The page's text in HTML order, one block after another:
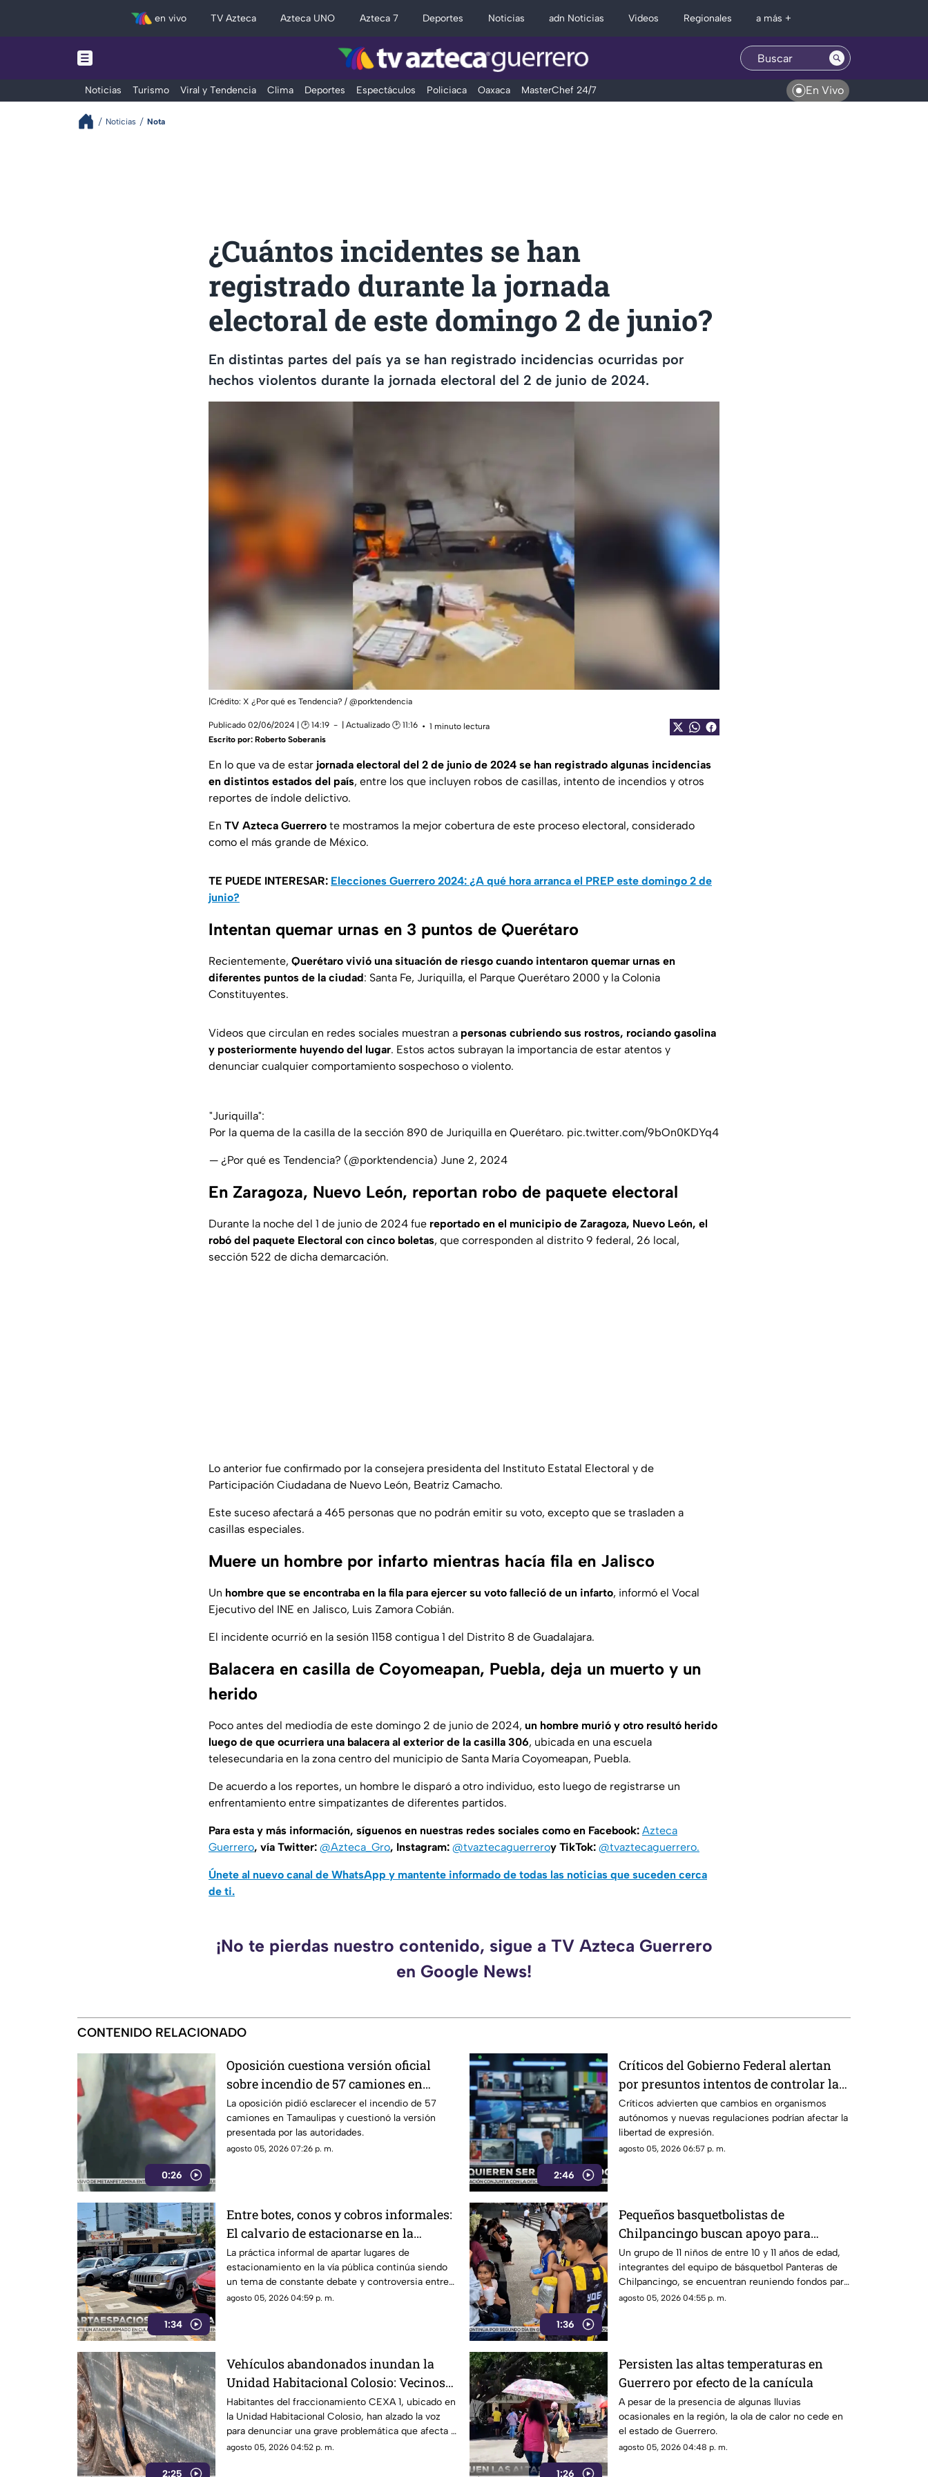
en vivo TV Azteca Azteca UNO Azteca 7 Deportes Noticias adn Noticias Videos Regionales a más +
Noticias Turismo Viral y Tendencia Clima Deportes Espectáculos Policiaca Oaxaca MasterChef 24/7 En Vivo
Noticias Nota
¿Cuántos incidentes se han
registrado durante la jornada
electoral de este domingo 2 de junio?
En distintas partes del país ya se han registrado incidencias ocurridas por
hechos violentos durante la jornada electoral del 2 de junio de 2024.
|Crédito: X ¿Por qué es Tendencia? / @porktendencia
Publicado 02/06/2024 | 🕑 14:19 | Actualizado 🕑 11:16
1 minuto lectura
Escrito por: Roberto Soberanis
En lo que va de estar jornada electoral del 2 de junio de 2024 se han registrado algunas incidencias
en distintos estados del país, entre los que incluyen robos de casillas, intento de incendios y otros
reportes de índole delictivo.
En TV Azteca Guerrero te mostramos la mejor cobertura de este proceso electoral, considerado
como el más grande de México.
TE PUEDE INTERESAR: Elecciones Guerrero 2024: ¿A qué hora arranca el PREP este domingo 2 de
junio?
Intentan quemar urnas en 3 puntos de Querétaro
Recientemente, Querétaro vivió una situación de riesgo cuando intentaron quemar urnas en
diferentes puntos de la ciudad: Santa Fe, Juriquilla, el Parque Querétaro 2000 y la Colonia
Constituyentes.
Videos que circulan en redes sociales muestran a personas cubriendo sus rostros, rociando gasolina
y posteriormente huyendo del lugar. Estos actos subrayan la importancia de estar atentos y
denunciar cualquier comportamiento sospechoso o violento.
"Juriquilla":
Por la quema de la casilla de la sección 890 de Juriquilla en Querétaro. pic.twitter.com/9bOn0KDYq4
— ¿Por qué es Tendencia? (@porktendencia) June 2, 2024
En Zaragoza, Nuevo León, reportan robo de paquete electoral
Durante la noche del 1 de junio de 2024 fue reportado en el municipio de Zaragoza, Nuevo León, el
robó del paquete Electoral con cinco boletas, que corresponden al distrito 9 federal, 26 local,
sección 522 de dicha demarcación.
Lo anterior fue confirmado por la consejera presidenta del Instituto Estatal Electoral y de
Participación Ciudadana de Nuevo León, Beatriz Camacho.
Este suceso afectará a 465 personas que no podrán emitir su voto, excepto que se trasladen a
casillas especiales.
Muere un hombre por infarto mientras hacía fila en Jalisco
Un hombre que se encontraba en la fila para ejercer su voto falleció de un infarto, informó el Vocal
Ejecutivo del INE en Jalisco, Luis Zamora Cobián.
El incidente ocurrió en la sesión 1158 contigua 1 del Distrito 8 de Guadalajara.
Balacera en casilla de Coyomeapan, Puebla, deja un muerto y un
herido
Poco antes del mediodía de este domingo 2 de junio de 2024, un hombre murió y otro resultó herido
luego de que ocurriera una balacera al exterior de la casilla 306, ubicada en una escuela
telesecundaria en la zona centro del municipio de Santa María Coyomeapan, Puebla.
De acuerdo a los reportes, un hombre le disparó a otro individuo, esto luego de registrarse un
enfrentamiento entre simpatizantes de diferentes partidos.
Para esta y más información, síguenos en nuestras redes sociales como en Facebook: Azteca
Guerrero, vía Twitter: @Azteca_Gro, Instagram: @tvaztecaguerreroy TikTok: @tvaztecaguerrero.
Únete al nuevo canal de WhatsApp y mantente informado de todas las noticias que suceden cerca
de ti.
¡No te pierdas nuestro contenido, sigue a TV Azteca Guerrero
en Google News!
CONTENIDO RELACIONADO
0:26
Oposición cuestiona versión oficial
sobre incendio de 57 camiones en
Tamaulipas
La oposición pidió esclarecer el incendio de 57
camiones en Tamaulipas y cuestionó la versión
presentada por las autoridades.
agosto 05, 2026 07:26 p. m.
2:46
Críticos del Gobierno Federal alertan
por presuntos intentos de controlar la
información
Críticos advierten que cambios en organismos
autónomos y nuevas regulaciones podrían afectar la
libertad de expresión.
agosto 05, 2026 06:57 p. m.
1:34
Entre botes, conos y cobros informales:
El calvario de estacionarse en la
Costera de Acapulco
La práctica informal de apartar lugares de
estacionamiento en la vía pública continúa siendo
un tema de constante debate y controversia entre
automovilistas, comerciantes y turistas que
agosto 05, 2026 04:59 p. m.
1:36
Pequeños basquetbolistas de
Chilpancingo buscan apoyo para
competir en torneo nacional en
Veracruz
Un grupo de 11 niños de entre 10 y 11 años de edad,
integrantes del equipo de básquetbol Panteras de
Chilpancingo, se encuentran reuniendo fondos para
poder participar en un torneo de minibásquetbol
agosto 05, 2026 04:55 p. m.
2:25
Vehículos abandonados inundan la
Unidad Habitacional Colosio: Vecinos
denuncian foco de infección e
inseguridad
Habitantes del fraccionamiento CEXA 1, ubicado en
la Unidad Habitacional Colosio, han alzado la voz
para denunciar una grave problemática que afecta a
su comunidad: la presencia de decenas de
agosto 05, 2026 04:52 p. m.
1:26
Persisten las altas temperaturas en
Guerrero por efecto de la canícula
A pesar de la presencia de algunas lluvias
ocasionales en la región, la ola de calor no cede en
el estado de Guerrero.
agosto 05, 2026 04:48 p. m.